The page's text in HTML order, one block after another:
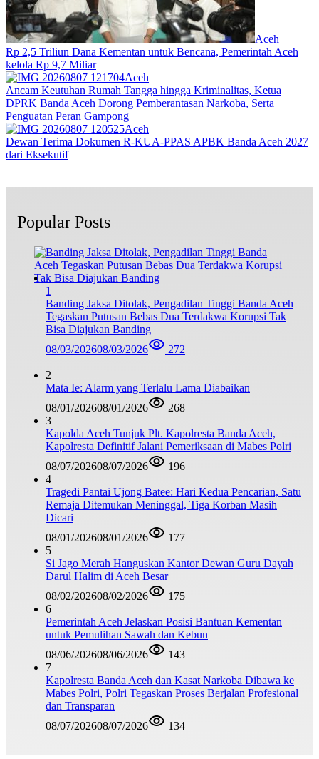
Aceh
Rp 2,5 Triliun Dana Kementan untuk Bencana, Pemerintah Aceh
kelola Rp 9,7 Miliar‎
Aceh
Ancam Keutuhan Rumah Tangga hingga Kriminalitas, Ketua
DPRK Banda Aceh Dorong Pemberantasan Narkoba, Serta
Penguatan Peran Gampong
Aceh
Dewan Terima Dokumen R-KUA-PPAS APBK Banda Aceh 2027
dari Eksekutif
Popular Posts
1
Banding Jaksa Ditolak, Pengadilan Tinggi Banda Aceh
Tegaskan Putusan Bebas Dua Terdakwa Korupsi Tak
Bisa Diajukan Banding
08/03/202608/03/2026 272
2
Mata Ie: Alarm yang Terlalu Lama Diabaikan
08/01/202608/01/2026
268
3
Kapolda Aceh Tunjuk Plt. Kapolresta Banda Aceh,
Kapolresta Definitif Jalani Pemeriksaan di Mabes Polri
08/07/202608/07/2026
196
4
Tragedi Pantai Ujong Batee: Hari Kedua Pencarian, Satu
Remaja Ditemukan Meninggal, Tiga Korban Masih
Dicari
08/01/202608/01/2026
177
5
Si Jago Merah Hanguskan Kantor Dewan Guru Dayah
Darul Halim di Aceh Besar
08/02/202608/02/2026
175
6
Pemerintah Aceh Jelaskan Posisi Bantuan Kementan
untuk Pemulihan Sawah dan Kebun
08/06/202608/06/2026
143
7
Kapolresta Banda Aceh dan Kasat Narkoba Dibawa ke
Mabes Polri, Polri Tegaskan Proses Berjalan Profesional
dan Transparan
08/07/202608/07/2026 134